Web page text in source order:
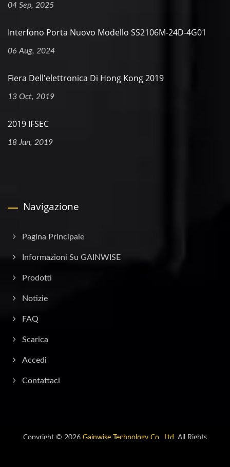
04 Sep, 2025
Interfono Porta Nuovo Modello SS2106M-24D-4G01
06 Aug, 2024
Fiera Dell'elettronica Di Hong Kong 2019
13 Oct, 2019
2019 IFSEC
18 Jun, 2019
Navigazione
Pagina Principale
Informazioni Su GAINWISE
Prodotti
Notizie
FAQ
Scarica
Accedi
Contattaci
Copyright © 2026 Gainwise Technology Co., Ltd.
All Rights